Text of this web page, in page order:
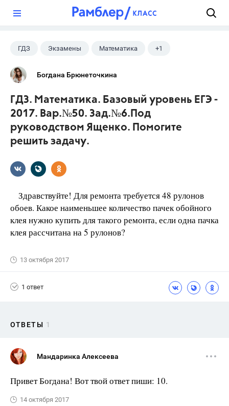
ГДЗ Экзамены Математика +1
Ященко И.В.
Богдана Брюнеточкина
ГДЗ. Математика. Базовый уровень ЕГЭ -
2017. Вар.№50. Зад.№6.Под
руководством Ященко. Помогите
решить задачу.
Здравствуйте! Для ремонта требуется 48 рулонов
обоев. Какое наименьшее количество пачек обойного
клея нужно купить для такого ремонта, если одна пачка
клея рассчитана на 5 рулонов?
13 октября 2017
1 ответ
ОТВЕТЫ 1
Мандаринка Алексеева
Привет Богдана! Вот твой ответ пиши: 10.
14 октября 2017